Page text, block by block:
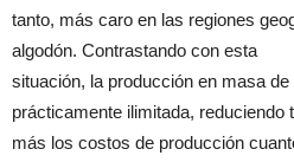
tanto, más caro en las regiones
algodón. Contrastando con esta
situación, la producción en masa
prácticamente ilimitada, reduciendo
más los costos de producción